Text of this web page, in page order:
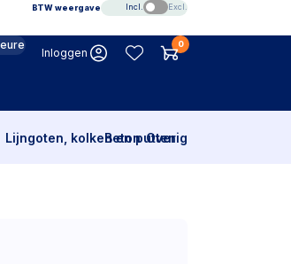
BTW weergave Incl. Excl.
Inloggen
0
Lijngoten, kolken en putten
Beton Overig